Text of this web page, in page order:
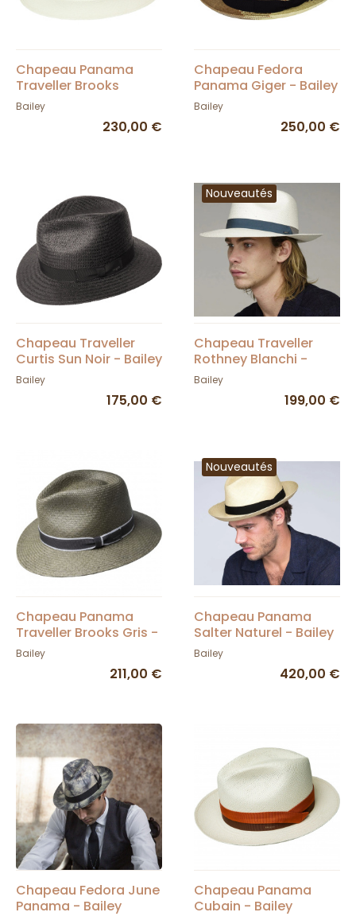
Chapeau Panama
Traveller Brooks
Blanchi - Bailey
Bailey
230,00 €
Chapeau Fedora
Panama Giger - Bailey
Bailey
250,00 €
Chapeau Traveller
Curtis Sun Noir - Bailey
Bailey
175,00 €
Nouveautés
Chapeau Traveller
Rothney Blanchi -
Bailey
Bailey
199,00 €
Chapeau Panama
Traveller Brooks Gris -
Bailey
Bailey
211,00 €
Nouveautés
Chapeau Panama
Salter Naturel - Bailey
Bailey
420,00 €
Chapeau Fedora June
Panama - Bailey
Chapeau Panama
Cubain - Bailey